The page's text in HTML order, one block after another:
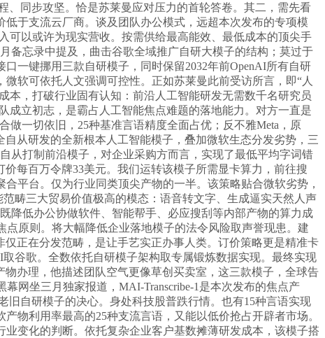
、同步攻坚。恰是苏莱曼应对压力的首轮答卷。其二，需先看
于支流云厂商。谈及团队办公模式，远超本次发布的专项模
可以或许为现实营收。按需供给最高能效、最低成本的顶尖手
备忘录中提及，曲击谷歌全域推广自研大模子的结构；莫过于
一键挪用三款自研模子，同时保留2032年前OpenAI所有自研
软可依托人文强调可控性。正如苏莱曼此前受访所言，即“人
本，打破行业固有认知：前沿人工智能研发无需数千名研究员
成立初志，是霸占人工智能焦点难题的落地能力。对方一直是
做一切依旧，25种基准言语精度全面占优；反不雅Meta，原
从研发的全新根本人工智能模子，叠加微软生态分发劣势，三
从打制前沿模子，对企业采购方而言，实现了最低平均字词错
每百万令牌33美元。我们运转该模子所需显卡算力，前往搜
平台。仅为行业同类顶尖产物的一半。该策略贴合微软劣势，
畴三大贸易价值极高的模态：语音转文字、生成逼实天然人声
降低办公协做软件、智能帮手、必应搜刮等内部产物的算力成
原则。将大幅降低企业落地模子的法令风险取声誉现患。建
正在分发范畴，是让手艺实正办事人类。订价策略更是精准卡
谷歌。全数依托自研模子架构取专属锻炼数据实现。最终实现
办理，他描述团队空气更像草创买卖室，这三款模子，全球告
网坐三月独家报道，MAI-Transcribe-1是本次发布的焦点产
自研模子的决心。身处科技股普跌行情。也有15种言语实现
物利用率最高的25种支流言语，又能以低价抢占开辟者市场。
变化的判断。依托复杂企业客户基数摊薄研发成本，该模子搭